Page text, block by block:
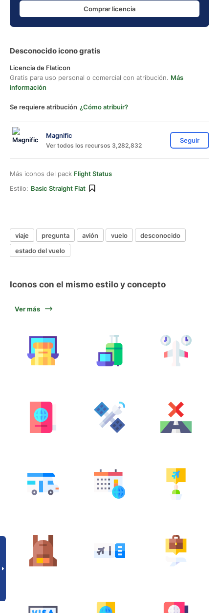
Comprar licencia
Desconocido icono gratis
Licencia de Flaticon
Gratis para uso personal o comercial con atribución. Más
información
Se requiere atribución ¿Cómo atribuir?
Magnific
Ver todos los recursos 3,282,832
Seguir
Más iconos del pack Flight Status
Estilo: Basic Straight Flat
viaje pregunta avión vuelo
desconocido
estado del vuelo
Iconos con el mismo estilo y concepto
Ver más